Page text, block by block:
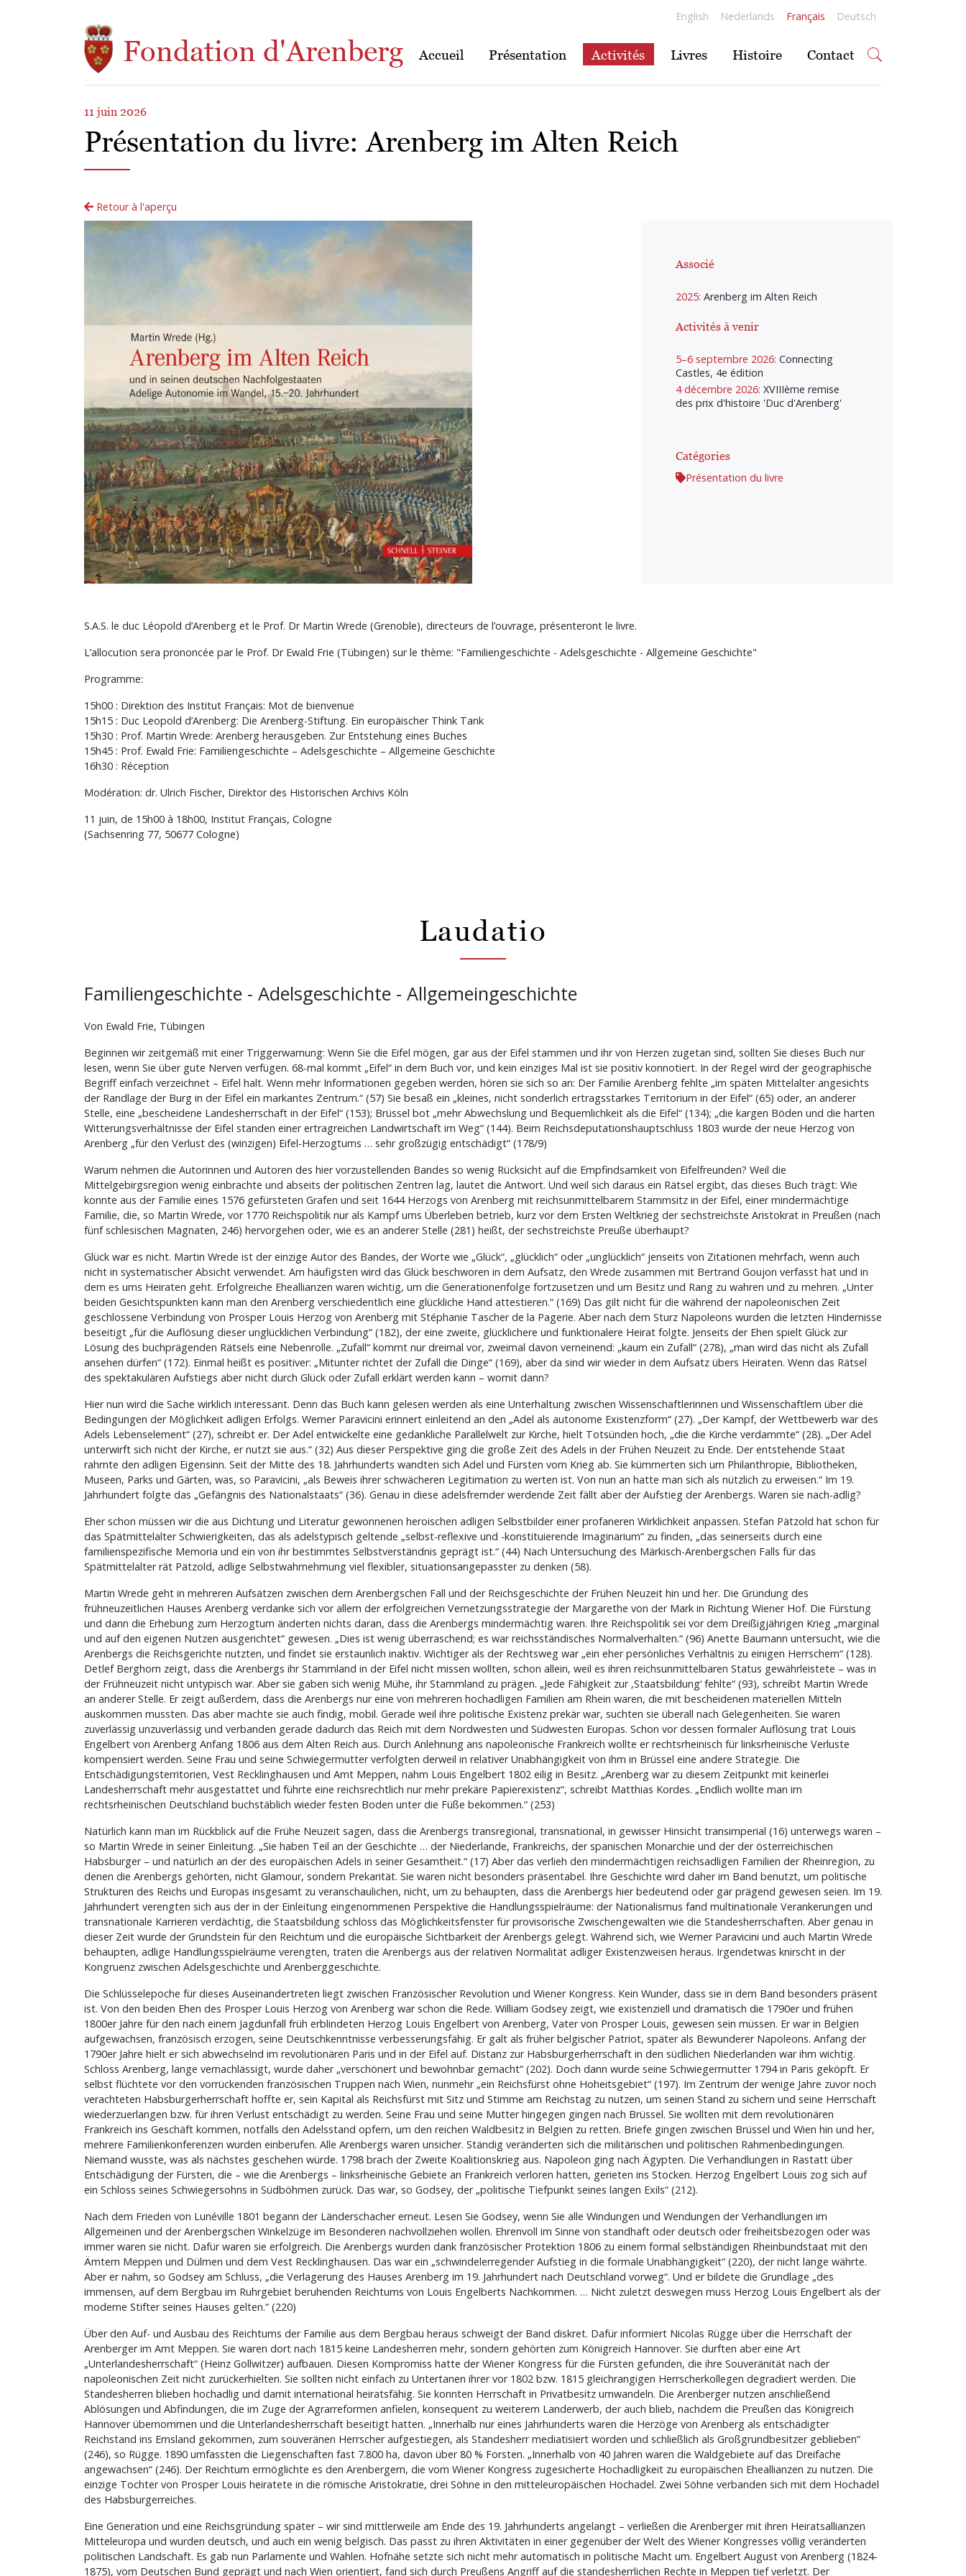
English Nederlands Français Deutsch
Fondation d'Arenberg Accueil Présentation Activités Livres Histoire Contact
11 juin 2026
Présentation du livre: Arenberg im Alten Reich
Retour à l'aperçu
Associé
2025: Arenberg im Alten Reich
Activités à venir
5–6 septembre 2026: Connecting
Castles, 4e édition
4 décembre 2026: XVIIIème remise
des prix d'histoire 'Duc d'Arenberg'
Catégories
Présentation du livre
S.A.S. le duc Léopold d’Arenberg et le Prof. Dr Martin Wrede (Grenoble), directeurs de l’ouvrage, présenteront le livre.
L’allocution sera prononcée par le Prof. Dr Ewald Frie (Tübingen) sur le thème: "Familiengeschichte - Adelsgeschichte - Allgemeine Geschichte"
Programme:
15h00 : Direktion des Institut Français: Mot de bienvenue
15h15 : Duc Leopold d’Arenberg: Die Arenberg-Stiftung. Ein europäischer Think Tank
15h30 : Prof. Martin Wrede: Arenberg herausgeben. Zur Entstehung eines Buches
15h45 : Prof. Ewald Frie: Familiengeschichte – Adelsgeschichte – Allgemeine Geschichte
16h30 : Réception
Modération: dr. Ulrich Fischer, Direktor des Historischen Archivs Köln
11 juin, de 15h00 à 18h00, Institut Français, Cologne
(Sachsenring 77, 50677 Cologne)
Laudatio
Familiengeschichte - Adelsgeschichte - Allgemeingeschichte
Von Ewald Frie, Tübingen
Beginnen wir zeitgemäß mit einer Triggerwarnung: Wenn Sie die Eifel mögen, gar aus der Eifel stammen und ihr von Herzen zugetan sind, sollten Sie dieses Buch nur
lesen, wenn Sie über gute Nerven verfügen. 68-mal kommt „Eifel“ in dem Buch vor, und kein einziges Mal ist sie positiv konnotiert. In der Regel wird der geographische
Begriff einfach verzeichnet – Eifel halt. Wenn mehr Informationen gegeben werden, hören sie sich so an: Der Familie Arenberg fehlte „im späten Mittelalter angesichts
der Randlage der Burg in der Eifel ein markantes Zentrum.“ (57) Sie besaß ein „kleines, nicht sonderlich ertragsstarkes Territorium in der Eifel“ (65) oder, an anderer
Stelle, eine „bescheidene Landesherrschaft in der Eifel“ (153); Brüssel bot „mehr Abwechslung und Bequemlichkeit als die Eifel“ (134); „die kargen Böden und die harten
Witterungsverhältnisse der Eifel standen einer ertragreichen Landwirtschaft im Weg“ (144). Beim Reichsdeputationshauptschluss 1803 wurde der neue Herzog von
Arenberg „für den Verlust des (winzigen) Eifel-Herzogtums … sehr großzügig entschädigt“ (178/9)
Warum nehmen die Autorinnen und Autoren des hier vorzustellenden Bandes so wenig Rücksicht auf die Empfindsamkeit von Eifelfreunden? Weil die
Mittelgebirgsregion wenig einbrachte und abseits der politischen Zentren lag, lautet die Antwort. Und weil sich daraus ein Rätsel ergibt, das dieses Buch trägt: Wie
konnte aus der Familie eines 1576 gefürsteten Grafen und seit 1644 Herzogs von Arenberg mit reichsunmittelbarem Stammsitz in der Eifel, einer mindermächtige
Familie, die, so Martin Wrede, vor 1770 Reichspolitik nur als Kampf ums Überleben betrieb, kurz vor dem Ersten Weltkrieg der sechstreichste Aristokrat in Preußen (nach
fünf schlesischen Magnaten, 246) hervorgehen oder, wie es an anderer Stelle (281) heißt, der sechstreichste Preuße überhaupt?
Glück war es nicht. Martin Wrede ist der einzige Autor des Bandes, der Worte wie „Glück“, „glücklich“ oder „unglücklich“ jenseits von Zitationen mehrfach, wenn auch
nicht in systematischer Absicht verwendet. Am häufigsten wird das Glück beschworen in dem Aufsatz, den Wrede zusammen mit Bertrand Goujon verfasst hat und in
dem es ums Heiraten geht. Erfolgreiche Eheallianzen waren wichtig, um die Generationenfolge fortzusetzen und um Besitz und Rang zu wahren und zu mehren. „Unter
beiden Gesichtspunkten kann man den Arenberg verschiedentlich eine glückliche Hand attestieren.“ (169) Das gilt nicht für die während der napoleonischen Zeit
geschlossene Verbindung von Prosper Louis Herzog von Arenberg mit Stéphanie Tascher de la Pagerie. Aber nach dem Sturz Napoleons wurden die letzten Hindernisse
beseitigt „für die Auflösung dieser unglücklichen Verbindung“ (182), der eine zweite, glücklichere und funktionalere Heirat folgte. Jenseits der Ehen spielt Glück zur
Lösung des buchprägenden Rätsels eine Nebenrolle. „Zufall“ kommt nur dreimal vor, zweimal davon verneinend: „kaum ein Zufall“ (278), „man wird das nicht als Zufall
ansehen dürfen“ (172). Einmal heißt es positiver: „Mitunter richtet der Zufall die Dinge“ (169), aber da sind wir wieder in dem Aufsatz übers Heiraten. Wenn das Rätsel
des spektakulären Aufstiegs aber nicht durch Glück oder Zufall erklärt werden kann – womit dann?
Hier nun wird die Sache wirklich interessant. Denn das Buch kann gelesen werden als eine Unterhaltung zwischen Wissenschaftlerinnen und Wissenschaftlern über die
Bedingungen der Möglichkeit adligen Erfolgs. Werner Paravicini erinnert einleitend an den „Adel als autonome Existenzform“ (27). „Der Kampf, der Wettbewerb war des
Adels Lebenselement“ (27), schreibt er. Der Adel entwickelte eine gedankliche Parallelwelt zur Kirche, hielt Totsünden hoch, „die die Kirche verdammte“ (28). „Der Adel
unterwirft sich nicht der Kirche, er nutzt sie aus.“ (32) Aus dieser Perspektive ging die große Zeit des Adels in der Frühen Neuzeit zu Ende. Der entstehende Staat
rahmte den adligen Eigensinn. Seit der Mitte des 18. Jahrhunderts wandten sich Adel und Fürsten vom Krieg ab. Sie kümmerten sich um Philanthropie, Bibliotheken,
Museen, Parks und Gärten, was, so Paravicini, „als Beweis ihrer schwächeren Legitimation zu werten ist. Von nun an hatte man sich als nützlich zu erweisen.“ Im 19.
Jahrhundert folgte das „Gefängnis des Nationalstaats“ (36). Genau in diese adelsfremder werdende Zeit fällt aber der Aufstieg der Arenbergs. Waren sie nach-adlig?
Eher schon müssen wir die aus Dichtung und Literatur gewonnenen heroischen adligen Selbstbilder einer profaneren Wirklichkeit anpassen. Stefan Pätzold hat schon für
das Spätmittelalter Schwierigkeiten, das als adelstypisch geltende „selbst-reflexive und -konstituierende Imaginarium“ zu finden, „das seinerseits durch eine
familienspezifische Memoria und ein von ihr bestimmtes Selbstverständnis geprägt ist.“ (44) Nach Untersuchung des Märkisch-Arenbergschen Falls für das
Spätmittelalter rät Pätzold, adlige Selbstwahrnehmung viel flexibler, situationsangepasster zu denken (58).
Martin Wrede geht in mehreren Aufsätzen zwischen dem Arenbergschen Fall und der Reichsgeschichte der Frühen Neuzeit hin und her. Die Gründung des
frühneuzeitlichen Hauses Arenberg verdanke sich vor allem der erfolgreichen Vernetzungsstrategie der Margarethe von der Mark in Richtung Wiener Hof. Die Fürstung
und dann die Erhebung zum Herzogtum änderten nichts daran, dass die Arenbergs mindermächtig waren. Ihre Reichspolitik sei vor dem Dreißigjährigen Krieg „marginal
und auf den eigenen Nutzen ausgerichtet“ gewesen. „Dies ist wenig überraschend; es war reichsständisches Normalverhalten.“ (96) Anette Baumann untersucht, wie die
Arenbergs die Reichsgerichte nutzten, und findet sie erstaunlich inaktiv. Wichtiger als der Rechtsweg war „ein eher persönliches Verhältnis zu einigen Herrschern“ (128).
Detlef Berghorn zeigt, dass die Arenbergs ihr Stammland in der Eifel nicht missen wollten, schon allein, weil es ihren reichsunmittelbaren Status gewährleistete – was in
der Frühneuzeit nicht untypisch war. Aber sie gaben sich wenig Mühe, ihr Stammland zu prägen. „Jede Fähigkeit zur ‚Staatsbildung‘ fehlte“ (93), schreibt Martin Wrede
an anderer Stelle. Er zeigt außerdem, dass die Arenbergs nur eine von mehreren hochadligen Familien am Rhein waren, die mit bescheidenen materiellen Mitteln
auskommen mussten. Das aber machte sie auch findig, mobil. Gerade weil ihre politische Existenz prekär war, suchten sie überall nach Gelegenheiten. Sie waren
zuverlässig unzuverlässig und verbanden gerade dadurch das Reich mit dem Nordwesten und Südwesten Europas. Schon vor dessen formaler Auflösung trat Louis
Engelbert von Arenberg Anfang 1806 aus dem Alten Reich aus. Durch Anlehnung ans napoleonische Frankreich wollte er rechtsrheinisch für linksrheinische Verluste
kompensiert werden. Seine Frau und seine Schwiegermutter verfolgten derweil in relativer Unabhängigkeit von ihm in Brüssel eine andere Strategie. Die
Entschädigungsterritorien, Vest Recklinghausen und Amt Meppen, nahm Louis Engelbert 1802 eilig in Besitz. „Arenberg war zu diesem Zeitpunkt mit keinerlei
Landesherrschaft mehr ausgestattet und führte eine reichsrechtlich nur mehr prekäre Papierexistenz“, schreibt Matthias Kordes. „Endlich wollte man im
rechtsrheinischen Deutschland buchstäblich wieder festen Boden unter die Füße bekommen.“ (253)
Natürlich kann man im Rückblick auf die Frühe Neuzeit sagen, dass die Arenbergs transregional, transnational, in gewisser Hinsicht transimperial (16) unterwegs waren –
so Martin Wrede in seiner Einleitung. „Sie haben Teil an der Geschichte … der Niederlande, Frankreichs, der spanischen Monarchie und der der österreichischen
Habsburger – und natürlich an der des europäischen Adels in seiner Gesamtheit.“ (17) Aber das verlieh den mindermächtigen reichsadligen Familien der Rheinregion, zu
denen die Arenbergs gehörten, nicht Glamour, sondern Prekarität. Sie waren nicht besonders präsentabel. Ihre Geschichte wird daher im Band benutzt, um politische
Strukturen des Reichs und Europas insgesamt zu veranschaulichen, nicht, um zu behaupten, dass die Arenbergs hier bedeutend oder gar prägend gewesen seien. Im 19.
Jahrhundert verengten sich aus der in der Einleitung eingenommenen Perspektive die Handlungsspielräume: der Nationalismus fand multinationale Verankerungen und
transnationale Karrieren verdächtig, die Staatsbildung schloss das Möglichkeitsfenster für provisorische Zwischengewalten wie die Standesherrschaften. Aber genau in
dieser Zeit wurde der Grundstein für den Reichtum und die europäische Sichtbarkeit der Arenbergs gelegt. Während sich, wie Werner Paravicini und auch Martin Wrede
behaupten, adlige Handlungsspielräume verengten, traten die Arenbergs aus der relativen Normalität adliger Existenzweisen heraus. Irgendetwas knirscht in der
Kongruenz zwischen Adelsgeschichte und Arenberggeschichte.
Die Schlüsselepoche für dieses Auseinandertreten liegt zwischen Französischer Revolution und Wiener Kongress. Kein Wunder, dass sie in dem Band besonders präsent
ist. Von den beiden Ehen des Prosper Louis Herzog von Arenberg war schon die Rede. William Godsey zeigt, wie existenziell und dramatisch die 1790er und frühen
1800er Jahre für den nach einem Jagdunfall früh erblindeten Herzog Louis Engelbert von Arenberg, Vater von Prosper Louis, gewesen sein müssen. Er war in Belgien
aufgewachsen, französisch erzogen, seine Deutschkenntnisse verbesserungsfähig. Er galt als früher belgischer Patriot, später als Bewunderer Napoleons. Anfang der
1790er Jahre hielt er sich abwechselnd im revolutionären Paris und in der Eifel auf. Distanz zur Habsburgerherrschaft in den südlichen Niederlanden war ihm wichtig.
Schloss Arenberg, lange vernachlässigt, wurde daher „verschönert und bewohnbar gemacht“ (202). Doch dann wurde seine Schwiegermutter 1794 in Paris geköpft. Er
selbst flüchtete vor den vorrückenden französischen Truppen nach Wien, nunmehr „ein Reichsfürst ohne Hoheitsgebiet“ (197). Im Zentrum der wenige Jahre zuvor noch
verachteten Habsburgerherrschaft hoffte er, sein Kapital als Reichsfürst mit Sitz und Stimme am Reichstag zu nutzen, um seinen Stand zu sichern und seine Herrschaft
wiederzuerlangen bzw. für ihren Verlust entschädigt zu werden. Seine Frau und seine Mutter hingegen gingen nach Brüssel. Sie wollten mit dem revolutionären
Frankreich ins Geschäft kommen, notfalls den Adelsstand opfern, um den reichen Waldbesitz in Belgien zu retten. Briefe gingen zwischen Brüssel und Wien hin und her,
mehrere Familienkonferenzen wurden einberufen. Alle Arenbergs waren unsicher. Ständig veränderten sich die militärischen und politischen Rahmenbedingungen.
Niemand wusste, was als nächstes geschehen würde. 1798 brach der Zweite Koalitionskrieg aus. Napoleon ging nach Ägypten. Die Verhandlungen in Rastatt über
Entschädigung der Fürsten, die – wie die Arenbergs – linksrheinische Gebiete an Frankreich verloren hatten, gerieten ins Stocken. Herzog Engelbert Louis zog sich auf
ein Schloss seines Schwiegersohns in Südböhmen zurück. Das war, so Godsey, der „politische Tiefpunkt seines langen Exils“ (212).
Nach dem Frieden von Lunéville 1801 begann der Länderschacher erneut. Lesen Sie Godsey, wenn Sie alle Windungen und Wendungen der Verhandlungen im
Allgemeinen und der Arenbergschen Winkelzüge im Besonderen nachvollziehen wollen. Ehrenvoll im Sinne von standhaft oder deutsch oder freiheitsbezogen oder was
immer waren sie nicht. Dafür waren sie erfolgreich. Die Arenbergs wurden dank französischer Protektion 1806 zu einem formal selbständigen Rheinbundstaat mit den
Ämtern Meppen und Dülmen und dem Vest Recklinghausen. Das war ein „schwindelerregender Aufstieg in die formale Unabhängigkeit“ (220), der nicht lange währte.
Aber er nahm, so Godsey am Schluss, „die Verlagerung des Hauses Arenberg im 19. Jahrhundert nach Deutschland vorweg“. Und er bildete die Grundlage „des
immensen, auf dem Bergbau im Ruhrgebiet beruhenden Reichtums von Louis Engelberts Nachkommen. … Nicht zuletzt deswegen muss Herzog Louis Engelbert als der
moderne Stifter seines Hauses gelten.“ (220)
Über den Auf- und Ausbau des Reichtums der Familie aus dem Bergbau heraus schweigt der Band diskret. Dafür informiert Nicolas Rügge über die Herrschaft der
Arenberger im Amt Meppen. Sie waren dort nach 1815 keine Landesherren mehr, sondern gehörten zum Königreich Hannover. Sie durften aber eine Art
„Unterlandesherrschaft“ (Heinz Gollwitzer) aufbauen. Diesen Kompromiss hatte der Wiener Kongress für die Fürsten gefunden, die ihre Souveränität nach der
napoleonischen Zeit nicht zurückerhielten. Sie sollten nicht einfach zu Untertanen ihrer vor 1802 bzw. 1815 gleichrangigen Herrscherkollegen degradiert werden. Die
Standesherren blieben hochadlig und damit international heiratsfähig. Sie konnten Herrschaft in Privatbesitz umwandeln. Die Arenberger nutzen anschließend
Ablösungen und Abfindungen, die im Zuge der Agrarreformen anfielen, konsequent zu weiterem Landerwerb, der auch blieb, nachdem die Preußen das Königreich
Hannover übernommen und die Unterlandesherrschaft beseitigt hatten. „Innerhalb nur eines Jahrhunderts waren die Herzöge von Arenberg als entschädigter
Reichstand ins Emsland gekommen, zum souveränen Herrscher aufgestiegen, als Standesherr mediatisiert worden und schließlich als Großgrundbesitzer geblieben“
(246), so Rügge. 1890 umfassten die Liegenschaften fast 7.800 ha, davon über 80 % Forsten. „Innerhalb von 40 Jahren waren die Waldgebiete auf das Dreifache
angewachsen“ (246). Der Reichtum ermöglichte es den Arenbergern, die vom Wiener Kongress zugesicherte Hochadligkeit zu europäischen Eheallianzen zu nutzen. Die
einzige Tochter von Prosper Louis heiratete in die römische Aristokratie, drei Söhne in den mitteleuropäischen Hochadel. Zwei Söhne verbanden sich mit dem Hochadel
des Habsburgerreiches.
Eine Generation und eine Reichsgründung später – wir sind mittlerweile am Ende des 19. Jahrhunderts angelangt – verließen die Arenberger mit ihren Heiratsallianzen
Mitteleuropa und wurden deutsch, und auch ein wenig belgisch. Das passt zu ihren Aktivitäten in einer gegenüber der Welt des Wiener Kongresses völlig veränderten
politischen Landschaft. Es gab nun Parlamente und Wahlen. Hofnähe setzte sich nicht mehr automatisch in politische Macht um. Engelbert August von Arenberg (1824-
1875), vom Deutschen Bund geprägt und nach Wien orientiert, fand sich durch Preußens Angriff auf die standesherrlichen Rechte in Meppen tief verletzt. Der